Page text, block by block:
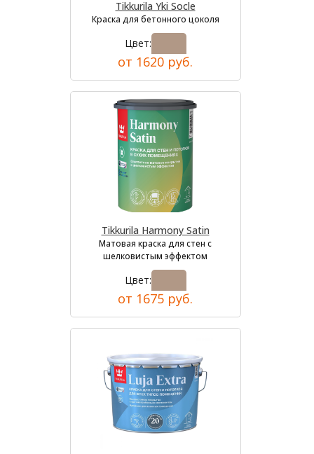
Tikkurila Yki Socle
Краска для бетонного цоколя
Цвет:
от 1620 руб.
Tikkurila Harmony Satin
Матовая краска для стен с
шелковистым эффектом
Цвет:
от 1675 руб.